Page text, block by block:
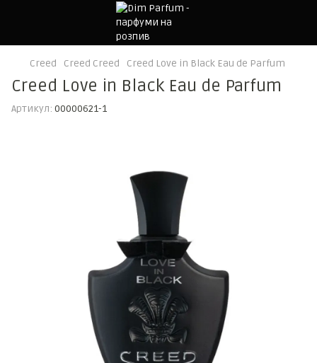
Creed Creed Creed Creed Love in Black Eau de Parfum
Creed Love in Black Eau de Parfum
Артикул: 00000621-1